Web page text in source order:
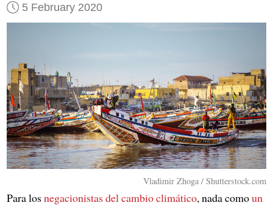
5 February 2020
Vladimir Zhoga / Shutterstock.com
Para losnegacionistas del cambio climático, nada comoun